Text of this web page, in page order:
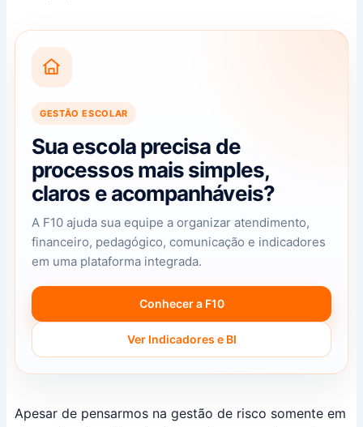
GESTÃO ESCOLAR
Sua escola precisa de
processos mais simples,
claros e acompanháveis?
A F10 ajuda sua equipe a organizar atendimento,
financeiro, pedagógico, comunicação e indicadores
em uma plataforma integrada.
Conhecer a F10
Ver Indicadores e BI
Apesar de pensarmos na gestão de risco somente em